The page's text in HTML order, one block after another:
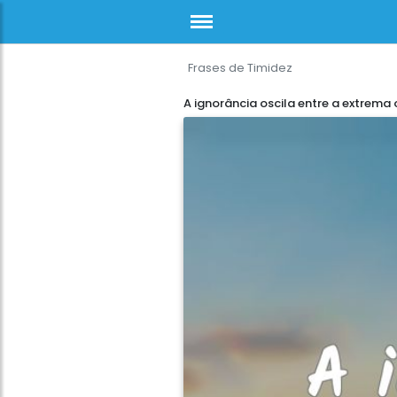
Frases de Timidez
A ignorância oscila entre a extrema